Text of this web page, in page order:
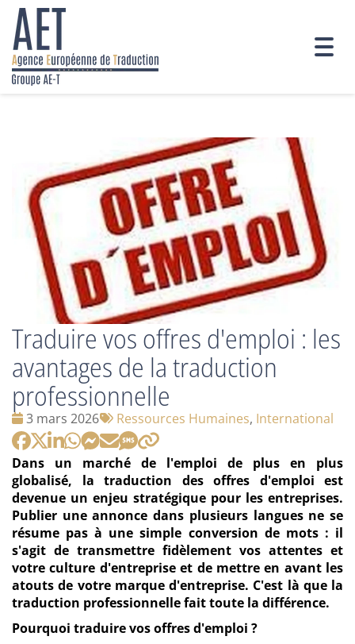
Traduire vos offres d'emploi : les
avantages de la traduction
professionnelle
Date
:
3 mars 2026
Tags
:
Ressources Humaines, International
Dans un marché de l'emploi de plus en plus
globalisé, la traduction des offres d'emploi est
devenue un enjeu stratégique pour les entreprises.
Publier une annonce dans plusieurs langues ne se
résume pas à une simple conversion de mots : il
s'agit de transmettre fidèlement vos attentes et
votre culture d'entreprise et de mettre en avant les
atouts de votre marque d'entreprise. C'est là que la
traduction professionnelle fait toute la différence.
Pourquoi traduire vos offres d'emploi ?